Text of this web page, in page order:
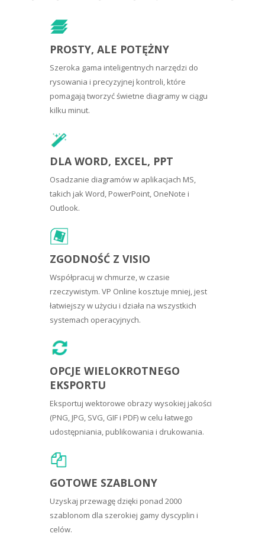
PROSTY, ALE POTĘŻNY
Szeroka gama inteligentnych narzędzi do
rysowania i precyzyjnej kontroli, które
pomagają tworzyć świetne diagramy w ciągu
kilku minut.
DLA WORD, EXCEL, PPT
Osadzanie diagramów w aplikacjach MS,
takich jak Word, PowerPoint, OneNote i
Outlook.
ZGODNOŚĆ Z VISIO
Współpracuj w chmurze, w czasie
rzeczywistym. VP Online kosztuje mniej, jest
łatwiejszy w użyciu i działa na wszystkich
systemach operacyjnych.
OPCJE WIELOKROTNEGO
EKSPORTU
Eksportuj wektorowe obrazy wysokiej jakości
(PNG, JPG, SVG, GIF i PDF) w celu łatwego
udostępniania, publikowania i drukowania.
GOTOWE SZABLONY
Uzyskaj przewagę dzięki ponad 2000
szablonom dla szerokiej gamy dyscyplin i
celów.